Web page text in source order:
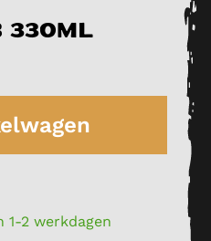
330ml
1-2 werkdagen